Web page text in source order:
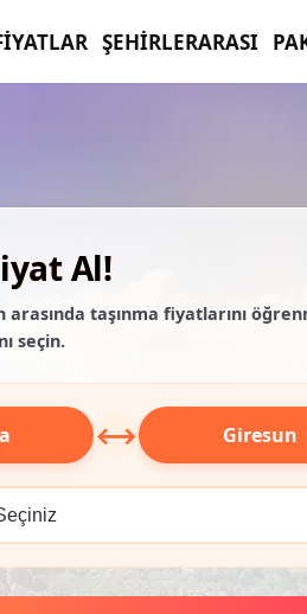
ŞEHIRLERARASI
Al!
taşınma fiyatlarını
seçin.
⟷ Giresun